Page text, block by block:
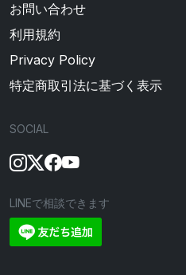
お問い合わせ
利用規約
Privacy Policy
特定商取引法に基づく表示
SOCIAL
LINEで相談できます